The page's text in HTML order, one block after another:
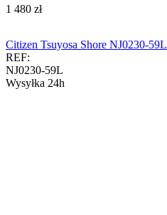
‍1 480‍ zł
Citizen Tsuyosa Shore NJ0230-59L
REF:
NJ0230-59L
Wysyłka 24h